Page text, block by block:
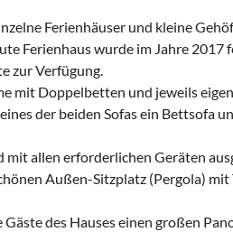
Ferienhäuser und kleine
Ferienhaus wurde im Jahre
zur Verfügung.
mit Doppelbetten und jeweils
der beiden Sofas ein Bettsofa
allen erforderlichen Geräten
Außen-Sitzplatz (Pergola) mit
des Hauses einen großen